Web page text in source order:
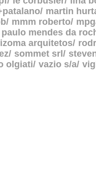
martin
mmm roberto
paulo mendes da
arquitetos
sommet srl
olgiati vazio s/a